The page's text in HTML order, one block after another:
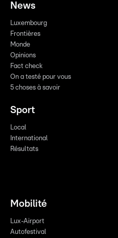
News
Luxembourg
Frontières
Monde
Opinions
Fact check
On a testé pour vous
5 choses à savoir
Sport
Local
International
Résultats
Mobilité
Lux-Airport
Autofestival